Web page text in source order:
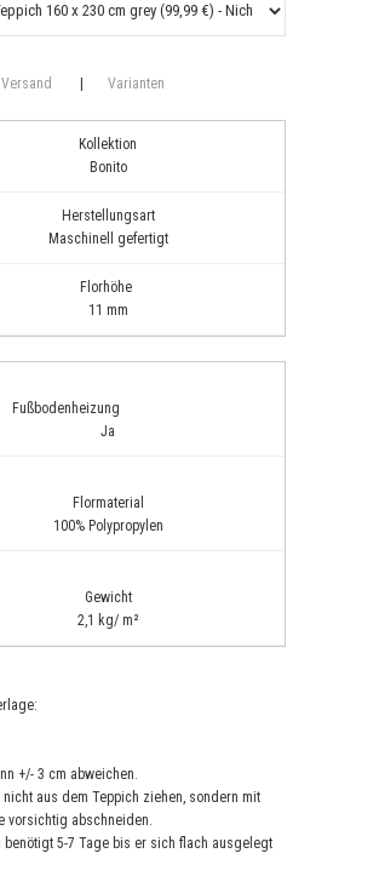
Varianten
Kollektion
Bonito
Herstellungsart
Maschinell gefertigt
Florhöhe
11 mm
Fußbodenheizung
Ja
Flormaterial
100% Polypropylen
Gewicht
2,1 kg/ m²
+/- 3 cm abweichen.
nicht aus dem Teppich ziehen, sondern mit
vorsichtig abschneiden.
benötigt 5-7 Tage bis er sich flach ausgelegt